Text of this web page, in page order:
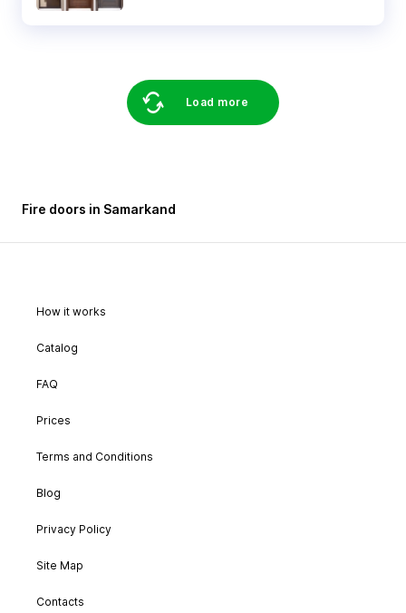
Load more
Fire doors in Samarkand
How it works
Catalog
FAQ
Prices
Terms and Conditions
Blog
Privacy Policy
Site Map
Contacts